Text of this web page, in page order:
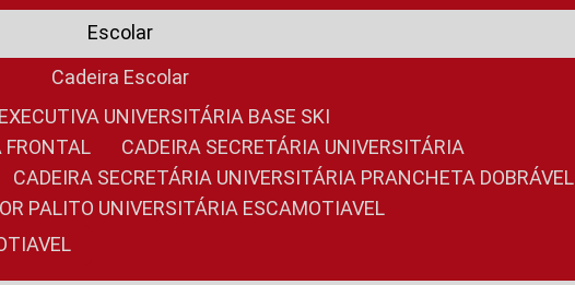
Escolar
Cadeira Escolar
EXECUTIVA UNIVERSITÁRIA BASE SKI
FRONTAL
CADEIRA SECRETÁRIA UNIVERSITÁRIA
CADEIRA SECRETÁRIA UNIVERSITÁRIA PRANCHETA DOBRÁVEL
PALITO UNIVERSITÁRIA ESCAMOTIAVEL